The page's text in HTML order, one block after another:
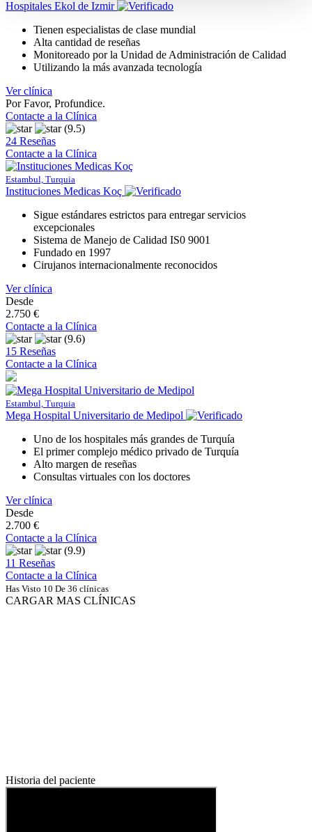
Hospitales Ekol de Izmir
Tienen especialistas de clase mundial
Alta cantidad de reseñas
Monitoreado por la Unidad de Administración de Calidad
Utilizando la más avanzada tecnología
Ver clínica
Por Favor, Profundice.
Contacte a la Clínica
(9.5)
24 Reseñas
Contacte a la Clínica
Estambul, Turquia
Instituciones Medicas Koç
Sigue estándares estrictos para entregar servicios
excepcionales
Sistema de Manejo de Calidad IS0 9001
Fundado en 1997
Cirujanos internacionalmente reconocidos
Ver clínica
Desde
2.750 €
Contacte a la Clínica
(9.6)
15 Reseñas
Contacte a la Clínica
Estambul, Turquia
Mega Hospital Universitario de Medipol
Uno de los hospitales más grandes de Turquía
El primer complejo médico privado de Turquía
Alto margen de reseñas
Consultas virtuales con los doctores
Ver clínica
Desde
2.700 €
Contacte a la Clínica
(9.9)
11 Reseñas
Contacte a la Clínica
Has Visto 10 De 36 clínicas
CARGAR MAS CLÍNICAS
Historia del paciente